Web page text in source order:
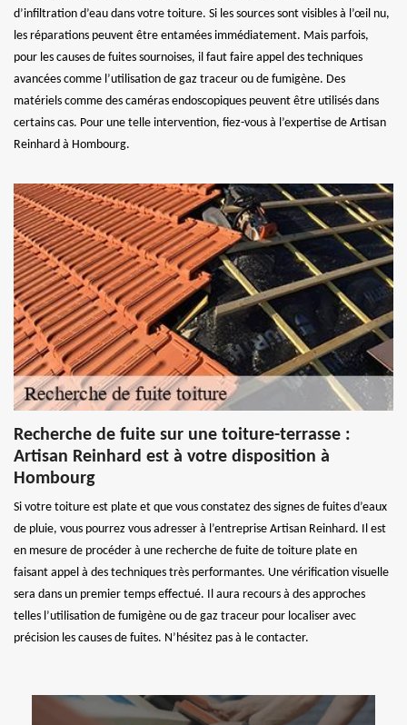
d’infiltration d’eau dans votre toiture. Si les sources sont visibles à l’œil nu,
les réparations peuvent être entamées immédiatement. Mais parfois,
pour les causes de fuites sournoises, il faut faire appel des techniques
avancées comme l’utilisation de gaz traceur ou de fumigène. Des
matériels comme des caméras endoscopiques peuvent être utilisés dans
certains cas. Pour une telle intervention, fiez-vous à l’expertise de Artisan
Reinhard à Hombourg.
Recherche de fuite sur une toiture-terrasse :
Artisan Reinhard est à votre disposition à
Hombourg
Si votre toiture est plate et que vous constatez des signes de fuites d’eaux
de pluie, vous pourrez vous adresser à l’entreprise Artisan Reinhard. Il est
en mesure de procéder à une recherche de fuite de toiture plate en
faisant appel à des techniques très performantes. Une vérification visuelle
sera dans un premier temps effectué. Il aura recours à des approches
telles l’utilisation de fumigène ou de gaz traceur pour localiser avec
précision les causes de fuites. N’hésitez pas à le contacter.